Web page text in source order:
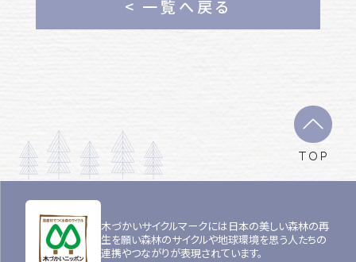
< 一覧へ戻る
TOP
木づかいサイクルマークには日本の美しい森林の再
生を願い森林のサイクルや地球環境を思う人たちの
連携やつながりが表現されています。